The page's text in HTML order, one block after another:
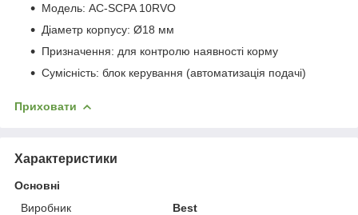
Модель: AC-SCPA 10RVO
Діаметр корпусу: Ø18 мм
Призначення: для контролю наявності корму
Сумісність: блок керування (автоматизація подачі)
Приховати
Характеристики
Основні
Виробник
Best